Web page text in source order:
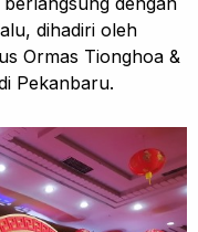
dihadiri oleh
Ormas Tionghoa &
Pekanbaru.